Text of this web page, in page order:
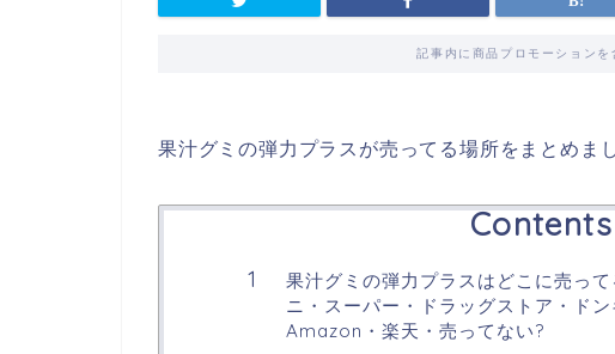
記事内に商品プロモーションを
果汁グミの弾力プラスが売ってる場所をまとめま
Contents
果汁グミの弾力プラスはどこに売っ
ニ・スーパー・ドラッグストア・ド
Amazon・楽天・売ってない?